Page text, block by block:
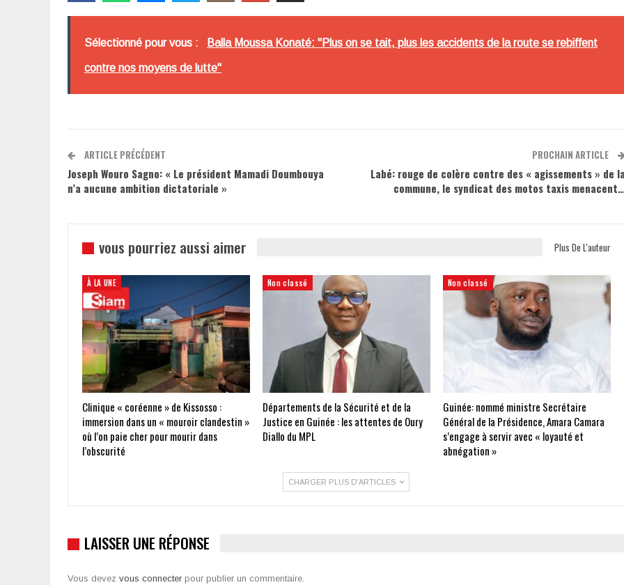
Sélectionné pour vous : Balla Moussa Konaté: "Plus on se tait, plus les accidents de la route se rebiffent
contre nos moyens de lutte"
ARTICLE PRÉCÉDENT
Joseph Wouro Sagno: « Le président Mamadi Doumbouya
n’a aucune ambition dictatoriale »
PROCHAIN ARTICLE
Labé: rouge de colère contre des « agissements » de
commune, le syndicat des motos taxis
vous pourriez aussi aimer Plus De L'auteur
À LA UNE
Clinique « coréenne » de Kissosso :
immersion dans un « mouroir clandestin »
où l’on paie cher pour mourir dans
l’obscurité
Non classé
Départements de la Sécurité et de la
Justice en Guinée : les attentes de Oury
Diallo du MPL
Non classé
Guinée: nommé ministre Secrétaire
Général de la Présidence, Amara Camara
s’engage à servir avec « loyauté et
abnégation »
CHARGER PLUS D'ARTICLES
LAISSER UNE RÉPONSE
Vous devez vous connecter pour publier un commentaire.